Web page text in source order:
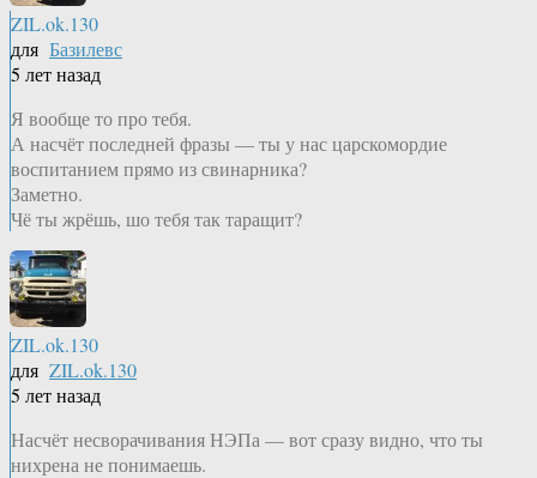
ZIL.ok.130
для Базилевс
5 лет назад
Я вообще то про тебя.
А насчёт последней фразы — ты у нас царскомордие
воспитанием прямо из свинарника?
Заметно.
Чё ты жрёшь, шо тебя так таращит?
ZIL.ok.130
для ZIL.ok.130
5 лет назад
Насчёт несворачивания НЭПа — вот сразу видно, что ты
нихрена не понимаешь.